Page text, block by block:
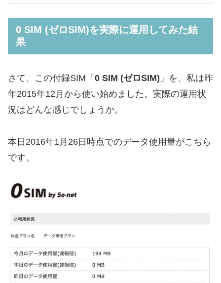
0 SIM (ゼロSIM)を実際に運用してみた結
果
さて、この付録SIM「 0 SIM (ゼロSIM) 」を、私は昨
年2015年12月から使い始めました。実際の運用状
況はどんな感じでしょうか。
本日2016年1月26日時点でのデータ使用量がこちら
です。